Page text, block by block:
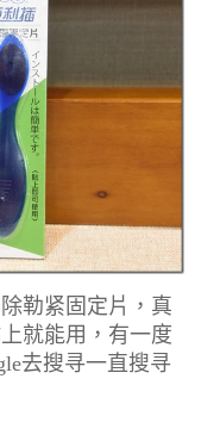
勒紧固定片，真
就能用，有一度
去搜寻一直搜寻